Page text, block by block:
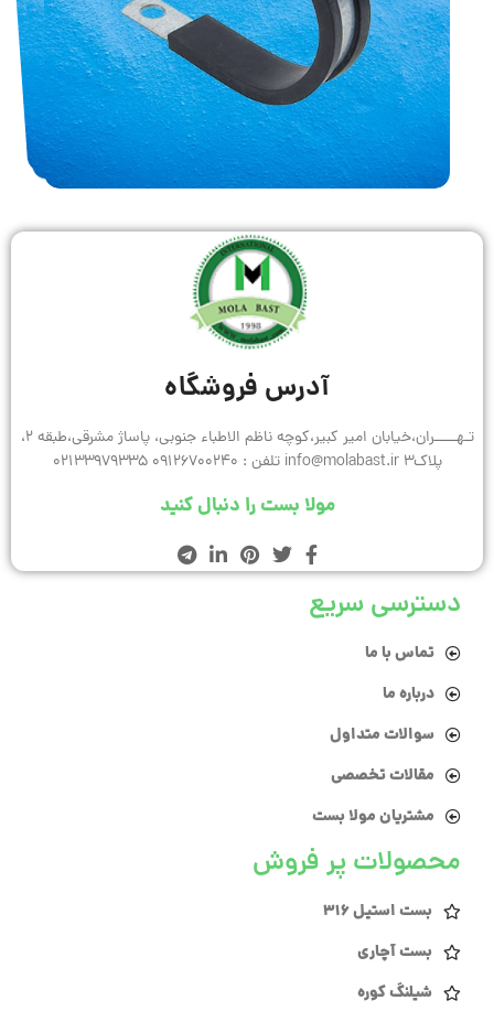
آدرس فروشگاه
تـهـــــران،خیابان امیر کبیر،کوچه ناظم الاطباء جنوبی، پاساژ مشرقی،طبقه 2،
پلاک3 info@molabast.ir تلفن : 09126700240 02133979335
مولا بست را دنبال کنید
دسترسی سریع
تماس با ما
درباره ما
سوالات متداول
مقالات تخصصی
مشتریان مولا بست
محصولات پر فروش
بست استیل 316
بست آچاری
شیلنگ کوره